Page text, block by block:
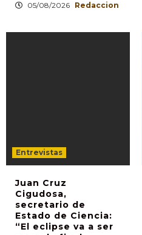
05/08/2026 Redaccion
Entrevistas
Juan Cruz
Cigudosa,
secretario de
Estado de Ciencia:
“El eclipse va a ser